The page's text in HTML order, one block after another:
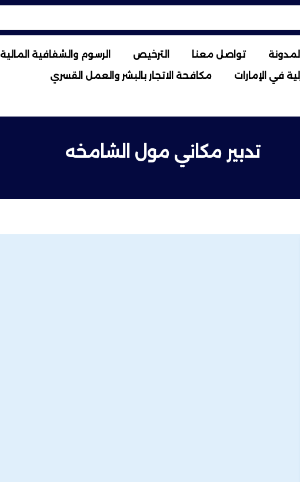
المدونة تواصل معنا الترخيص الرسوم والشفافية المالية
في الإمارات مكافحة الاتجار بالبشر والعمل القسري
تدبير مكاني مول الشامخه